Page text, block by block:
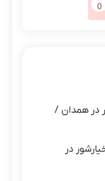
0
در همدان /
در